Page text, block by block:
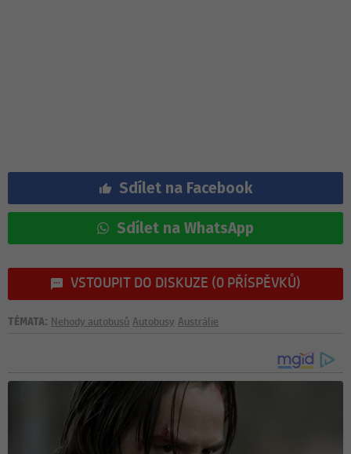
Sdílet na Facebook
Sdílet na WhatsApp
VSTOUPIT DO DISKUZE (0 PŘÍSPĚVKŮ)
TÉMATA: Nehody autobusů Autobusy Austrálie